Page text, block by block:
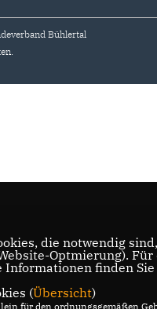
Bühlertal
die notwendig
Optmierung).
finden
(Übersicht)
für den ordnungsgemäßen